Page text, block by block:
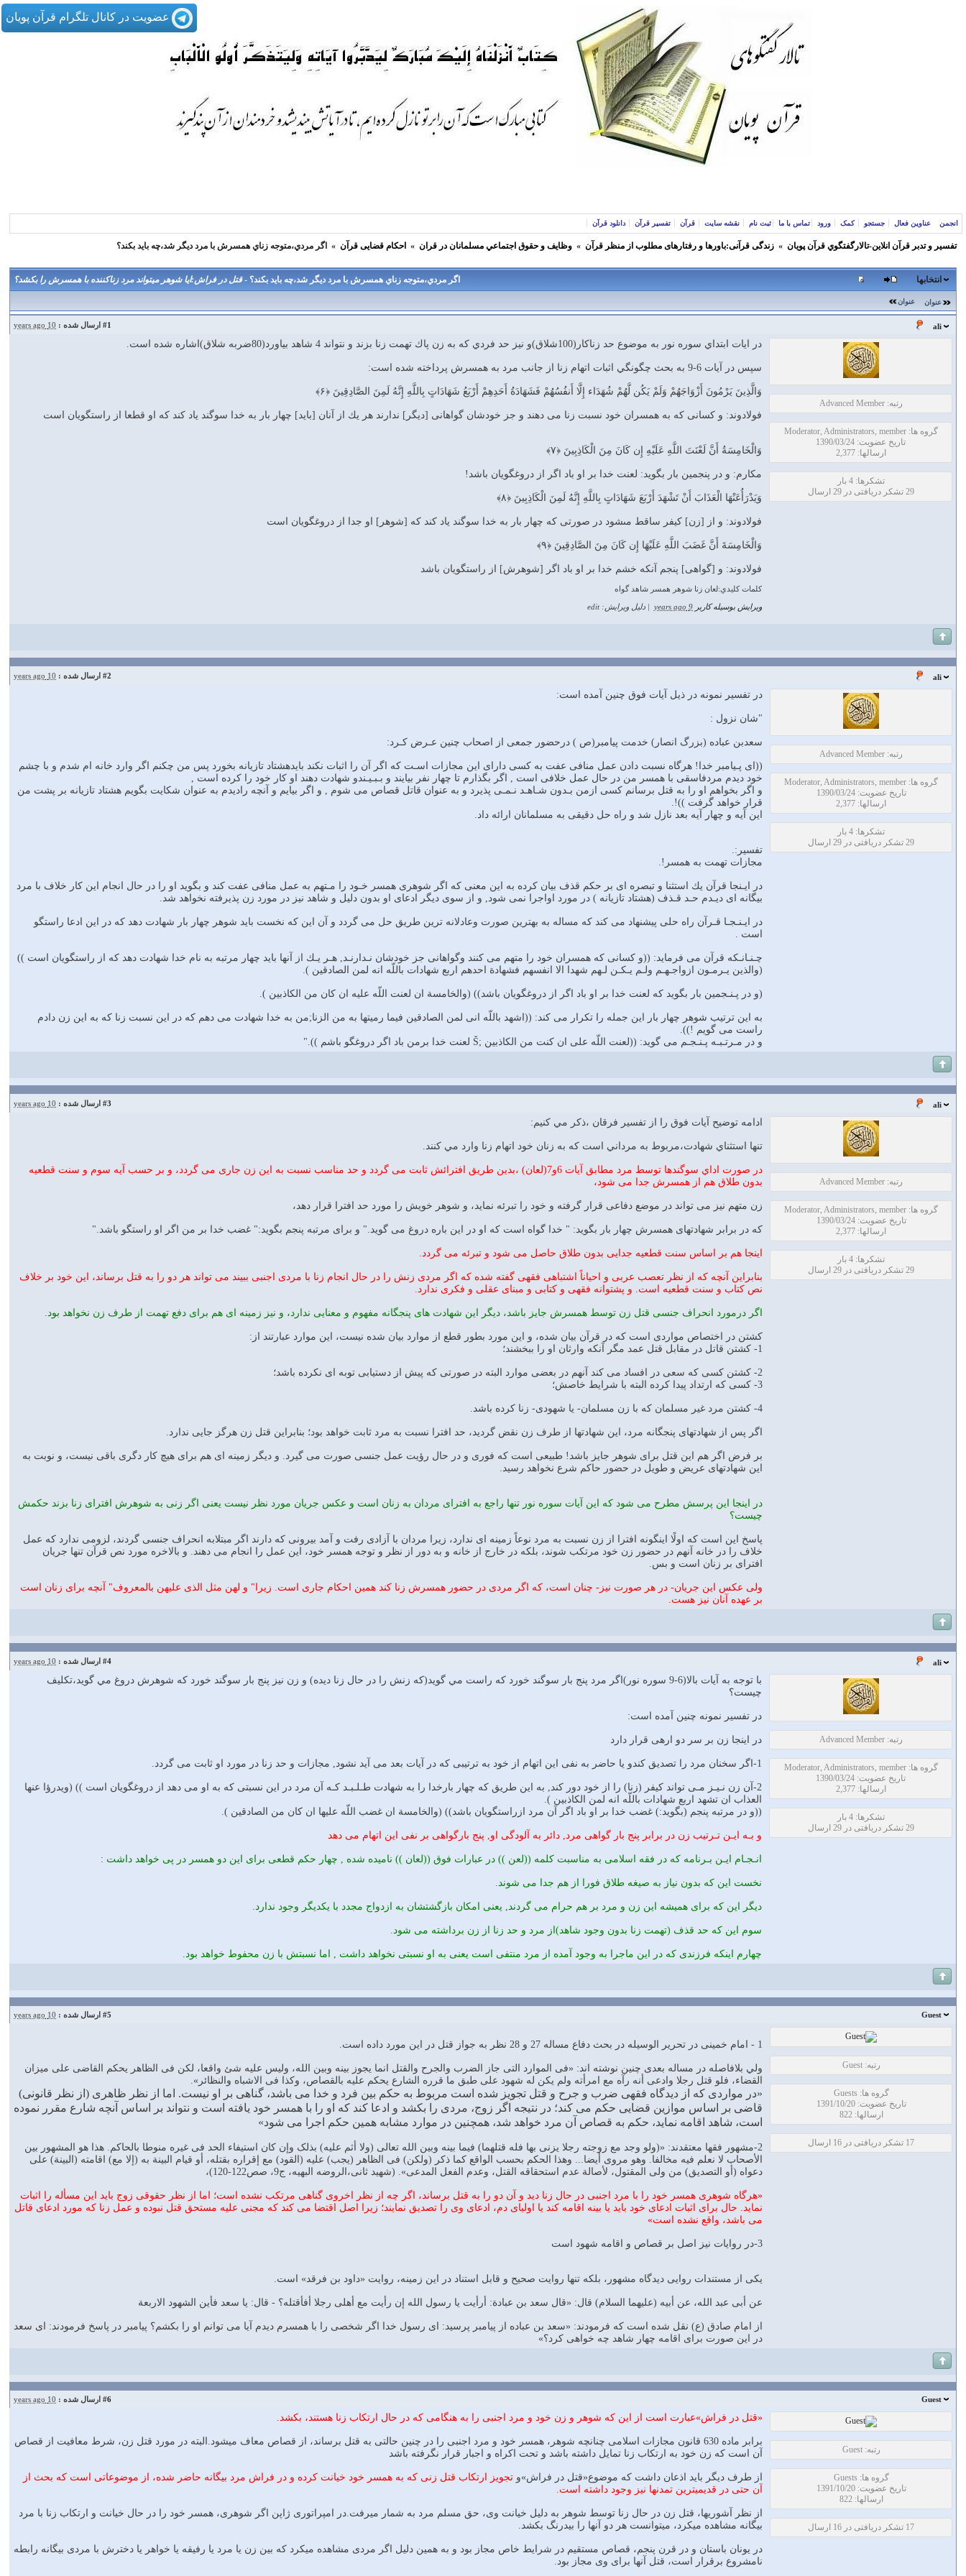
عضویت در کانال تلگرام قرآن پویان
انجمن عناوین فعال جستجو کمک ورود تماس با ما ثبت نام نقشه سایت قرآن تفسیر قرآن دانلود قرآن
تفسير و‌ تدبر قرآن انلاين-تالارگفتگوي قرآن پویان » زندگی قرآنی:باورها و رفتارهای مطلوب از منظر قرآن » وظايف و حقوق اجتماعي مسلمانان در قران » احکام قضایی قرآن » اگر مردي،متوجه زناي همسرش با مرد ديگر شد،چه بايد بكند؟
اگر مردي،متوجه زناي همسرش با مرد ديگر شد،چه بايد بكند؟ -قتل در فراش:ایا شوهر میتواند مرد زناکننده با همسرش را بکشد؟ انتخابها
عنوان عنوان
ali
#1 ارسال شده : 10 years ago
رتبه: Advanced Member
گروه ها: Moderator, Administrators, member
تاریخ عضویت: 1390/03/24
ارسالها: 2,377
تشکرها: 4 بار
29 تشکر دریافتی در 29 ارسال
در ايات ابتداي سوره نور به موضوع حد زناكار(100شلاق)و نيز حد فردي كه به زن پاك تهمت زنا بزند و نتواند 4 شاهد بياورد(80ضربه شلاق)اشاره شده است.
سپس در آيات 6-9 به بحث چگونگي اثبات اتهام زنا از جانب مرد به همسرش پرداخته شده است:
وَالَّذِينَ يَرْمُونَ أَزْوَاجَهُمْ وَلَمْ يَكُن لَّهُمْ شُهَدَاء إِلَّا أَنفُسُهُمْ فَشَهَادَةُ أَحَدِهِمْ أَرْبَعُ شَهَادَاتٍ بِاللَّهِ إِنَّهُ لَمِنَ الصَّادِقِينَ ﴿۶﴾
فولادوند: و كسانى كه به همسران خود نسبت زنا مى‏ دهند و جز خودشان گواهانى [ديگر] ندارند هر يك از آنان [بايد] چهار بار به خدا سوگند ياد كند كه او قطعا از راستگويان است
وَالْخَامِسَةُ أَنَّ لَعْنَتَ اللَّهِ عَلَيْهِ إِن كَانَ مِنَ الْكَاذِبِينَ ﴿۷﴾
مکارم: و در پنجمين بار بگويد: لعنت خدا بر او باد اگر از دروغگويان باشد!
وَيَدْرَأُعَنْهَا الْعَذَابَ أَنْ تَشْهَدَ أَرْبَعَ شَهَادَاتٍ بِاللَّهِ إِنَّهُ لَمِنَ الْكَاذِبِينَ ﴿۸﴾
فولادوند: و از [زن] كيفر ساقط مى‏شود در صورتى كه چهار بار به خدا سوگند ياد كند كه [شوهر] او جدا از دروغگويان است
وَالْخَامِسَةَ أَنَّ غَضَبَ اللَّهِ عَلَيْهَا إِن كَانَ مِنَ الصَّادِقِينَ ﴿۹﴾
فولادوند: و [گواهى] پنجم آنكه خشم خدا بر او باد اگر [شوهرش] از راستگويان باشد
كلمات كليدي:لعان زنا شوهر همسر شاهد گواه
ویرایش بوسیله کاربر 9 years ago دلیل ویرایش: edit
ali
#2 ارسال شده : 10 years ago
رتبه: Advanced Member
گروه ها: Moderator, Administrators, member
تاریخ عضویت: 1390/03/24
ارسالها: 2,377
تشکرها: 4 بار
29 تشکر دریافتی در 29 ارسال
در تفسير نمونه در ذيل آيات فوق چنين آمده است:
"شان نزول :
سعدبن عباده (بزرگ انصار) خدمت پيامبر(ص ) درحضور جمعى از اصحاب چنين عـرض كـرد:
((اى پـيامبر خدا! هرگاه نسبت دادن عمل منافى عفت به كسى داراى اين مجازات اسـت كه اگر آن را اثبات نكند بايدهشتاد تازيانه بخورد پس من چكنم اگر وارد خانه ام شدم و با چشم
خود ديدم مردفاسقى با همسر من در حال عمل خلافى است , اگر بگذارم تا چهار نفر بيايند و بـبـيـندو شهادت دهند او كار خود را كرده است ,
و اگر بخواهم او را به قتل برسانم كسى ازمن بـدون شـاهـد نـمـى پذيرد و به عنوان قاتل قصاص مى شوم , و اگر بيايم و آنچه راديدم به عنوان شكايت بگويم هشتاد تازيانه بر پشت من
قرار خواهد گرفت ))!.
اين آيه و چهار آيه بعد نازل شد و راه حل دقيقى به مسلمانان ارائه داد.
تفسير:.
مجازات تهمت به همسر!.
در ايـنجا قرآن يك استثنا و تبصره اى بر حكم قذف بيان كرده به اين معنى كه اگر شوهرى همسر خـود را مـتهم به عمل منافى عفت كند و بگويد او را در حال انجام اين كار خلاف با مرد
بيگانه اى ديـدم حـد قـذف (هشتاد تازيانه ) در مورد اواجرا نمى شود, و از سوى ديگر ادعاى او بدون دليل و شاهد نيز در مورد زن پذيرفته نخواهد شد.
در ايـنـجـا قـرآن راه حلى پيشنهاد مى كند كه مساله به بهترين صورت وعادلانه ترين طريق حل مى گردد و آن اين كه نخست بايد شوهر چهار بار شهادت دهد كه در اين ادعا راستگو
است .
چـنـانـكه قرآن مى فرمايد: ((و كسانى كه همسران خود را متهم مى كنند وگواهانى جز خودشان نـدارنـد, هـر يـك از آنها بايد چهار مرتبه به نام خدا شهادت دهد كه از راستگويان است ))
(والذين يـرمـون ازواجـهـم ولـم يـكـن لـهم شهدا الا انفسهم فشهادة احدهم اربع شهادات باللّه انه لمن الصادقين ).
(و در پـنـجمين بار بگويد كه لعنت خدا بر او باد اگر از دروغگويان باشد)) (والخامسة ان لعنت اللّه عليه ان كان من الكاذبين ).
به اين ترتيب شوهر چهار بار اين جمله را تكرار مى كند: ((اشهد باللّه انى لمن الصادقين فيما رميتها به من الزنا;من به خدا شهادت مى دهم كه در اين نسبت زنا كه به اين زن دادم
راست مى گويم !)).
و در مـرتـبـه پـنـجـم مى گويد: ((لعنت اللّه على ان كنت من الكاذبين ;Š لعنت خدا برمن باد اگر دروغگو باشم ))."
ali
#3 ارسال شده : 10 years ago
رتبه: Advanced Member
گروه ها: Moderator, Administrators, member
تاریخ عضویت: 1390/03/24
ارسالها: 2,377
تشکرها: 4 بار
29 تشکر دریافتی در 29 ارسال
ادامه توضيح آيات فوق را از تفسير فرقان ،ذكر مي كنيم:
تنها استثناي شهادت،مربوط به مرداني است كه به زنان خود اتهام زنا وارد مي كنند.
در صورت اداي سوگندها توسط مرد مطابق آيات 6و7(لعان) ،بدين طريق افترائش ثابت مى گردد و حد مناسب نسبت به اين زن جارى مى گردد، و بر حسب آيه سوم و سنت قطعيه
بدون طلاق هم از همسرش جدا مى شود،
زن متهم نيز مى تواند در موضع دفاعى قرار گرفته و خود را تبرئه نمايد، و شوهر خويش را مورد حد افترا قرار دهد،
كه در برابر شهادتهاى همسرش چهار بار بگويد: " خدا گواه است كه او در اين باره دروغ مى گويد." و براى مرتبه پنجم بگويد:" غضب خدا بر من اگر او راستگو باشد."
اينجا هم بر اساس سنت قطعيه جدايى بدون طلاق حاصل مى شود و تبرئه مى گردد.
بنابراين آنچه كه از نظر تعصب عربى و احياناً اشتباهى فقهى گفته شده كه اگر مردى زنش را در حال انجام زنا با مردى اجنبى ببيند مى تواند هر دو را به قتل برساند، اين خود بر خلاف
نص كتاب و سنت قطعيه است. و پشتوانه فقهى و كتابى و مبناى عقلى و فكرى ندارد.
اگر درمورد انحراف جنسى قتل زن توسط همسرش جايز باشد، ديگر اين شهادت هاى پنجگانه مفهوم و معنايى ندارد، و نيز زمينه اى هم براى دفع تهمت از طرف زن نخواهد بود.
كشتن در اختصاص مواردى است كه در قرآن بيان شده، و اين مورد بطور قطع از موارد بيان شده نيست، اين موارد عبارتند از:
1- كشتن قاتل در مقابل قتل عمد مگر آنكه وارثان او را ببخشند؛
2- كشتن كسى كه سعى در افساد مى كند آنهم در بعضى موارد البته در صورتى كه پيش از دستيابى توبه اى نكرده باشد؛
3- كسى كه ارتداد پيدا كرده البته با شرايط خاصش؛
4- كشتن مرد غير مسلمان كه با زن مسلمان- يا شهودى- زنا كرده باشد.
اگر پس از شهادتهاى پنجگانه مرد، اين شهادتها از طرف زن نقض گرديد، حد افترا نسبت به مرد ثابت خواهد بود؛ بنابراين قتل زن هرگز جايى ندارد.
بر فرض اگر هم اين قتل براى شوهر جايز باشد! طبيعى است كه فورى و در حال رؤيت عمل جنسى صورت مى گيرد. و ديگر زمينه اى هم براى هيچ كار دگرى باقى نيست، و نوبت به
اين شهادتهاى عريض و طويل در حضور حاكم شرع نخواهد رسيد.
در اينجا اين پرسش مطرح مى شود كه اين آيات سوره نور تنها راجع به افتراى مردان به زنان است و عكس جريان مورد نظر نيست يعنى اگر زنى به شوهرش افتراى زنا بزند حكمش
چيست؟
پاسخ اين است كه اولًا اينگونه افترا از زن نسبت به مرد نوعاً زمينه اى ندارد، زيرا مردان با آزادى رفت و آمد بيرونى كه دارند اگر مبتلابه انحراف جنسى گردند، لزومى ندارد كه عمل
خلاف را در خانه آنهم در حضور زن خود مرتكب شوند، بلكه در خارج از خانه و به دور از نظر و توجه همسر خود، اين عمل را انجام مى دهند. و بالاخره مورد نص قرآن تنها جريان
افتراى بر زنان است و بس.
ولى عكس اين جريان- در هر صورت نيز- چنان است، كه اگر مردى در حضور همسرش زنا كند همين احكام جارى است. زيرا" و لهن مثل الذى عليهن بالمعروف" آنچه براى زنان است
بر عهده آنان نيز هست.
ali
#4 ارسال شده : 10 years ago
رتبه: Advanced Member
گروه ها: Moderator, Administrators, member
تاریخ عضویت: 1390/03/24
ارسالها: 2,377
تشکرها: 4 بار
29 تشکر دریافتی در 29 ارسال
با توجه به آيات بالا(6-9 سوره نور)اگر مرد پنج بار سوگند خورد كه راست مي گويد(كه زنش را در حال زنا ديده) و زن نيز پنج بار سوگند خورد كه شوهرش دروغ مي گويد،تكليف
چيست؟
در تفسير نمونه چنين آمده است:
در اينجا زن بر سر دو ارهى قرار دارد
1-اگر سخنان مرد را تصديق كندو يا حاضر به نفى اين اتهام از خود به ترتيبى كه در آيات بعد مى آيد نشود, مجازات و حد زنا در مورد او ثابت مى گردد.
2-آن زن نـيـز مـى تواند كيفر (زنا) را از خود دور كند, به اين طريق كه چهار بارخدا را به شهادت طـلـبـد كـه آن مرد در اين نسبتى كه به او مى دهد از دروغگويان است )) (ويدرؤا عنها
العذاب ان تشهد اربع شهادات باللّه انه لمن الكاذبين ).
((و در مرتبه پنجم (بگويد:) غضب خدا بر او باد اگر آن مرد ازراستگويان باشد)) (والخامسة ان غضب اللّه عليها ان كان من الصادقين ).
و بـه ايـن تـرتيب زن در برابر پنج بار گواهى مرد, دائر به آلودگى او, پنج بارگواهى بر نفى اين اتهام مى دهد
انـجـام ايـن بـرنامه كه در فقه اسلامى به مناسبت كلمه ((لعن )) در عبارات فوق ((لعان )) ناميده شده , چهار حكم قطعى براى اين دو همسر در پى خواهد داشت :
نخست اين كه بدون نياز به صيغه طلاق فورا از هم جدا مى شوند.
ديگر اين كه براى هميشه اين زن و مرد بر هم حرام مى گردند, يعنى امكان بازگشتشان به ازدواج مجدد با يكديگر وجود ندارد.
سوم اين كه حد قذف (تهمت زنا بدون وجود شاهد)از مرد و حد زنا از زن برداشته مى شود.
چهارم اينكه فرزندى كه در اين ماجرا به وجود آمده از مرد منتفى است يعنى به او نسبتى نخواهد داشت , اما نسبتش با زن محفوط خواهد بود.
Guest
#5 ارسال شده : 10 years ago
رتبه: Guest
گروه ها: Guests
تاریخ عضویت: 1391/10/20
ارسالها: 822
17 تشکر دریافتی در 16 ارسال
1 - امام خمینی در تحریر الوسیله در بحث دفاع مساله 27 و 28 نظر به جواز قتل در اين مورد داده است.
ولي بلافاصله در مساله بعدی چنین نوشته اند: «فی الموارد التی جاز الضرب والجرح والقتل انما یجوز بینه وبین الله، ولیس علیه شئ واقعا، لکن فی الظاهر یحکم القاضی علی میزان
القضاء، فلو قتل رجلا وادعی أنه رآه مع امرأته ولم یکن له شهود علی طبق ما قرره الشارع یحکم علیه بالقصاص، وکذا فی الاشباه والنظائر».
«در مواردی که از دیدگاه فقهی ضرب و جرح و قتل تجویز شده است مربوط به حکم بین فرد و خدا می باشد، گناهی بر او نیست. اما از نظر ظاهری (از نظر قانونی)
قاضی بر اساس موازین قضایی حکم می کند؛ در نتیجه اگر زوج، مردی را بکشد و ادعا کند که او را با همسر خود یافته است و نتواند بر اساس آنچه شارع مقرر نموده
است، شاهد اقامه نماید، حکم به قصاص آن مرد خواهد شد، همچنین در موارد مشابه همین حکم اجرا می شود»
2-مشهور فقها معتقدند: «(ولو وجد مع زوجته رجلا یزنی بها فله قتلهما) فیما بینه وبین الله تعالی (ولا أثم علیه) بذلک وإن کان استیفاء الحد فی غیره منوطا بالحاکم. هذا هو المشهور بین
الأصحاب لا نعلم فیه مخالفا. وهو مروی أیضا... وهذا الحکم بحسب الواقع کما ذکر (ولکن) فی الظاهر (یجب) علیه (القود) مع إقراره بقتله، أو قیام البینة به (إلا مع) اقامته (البینة) علی
دعواه (أو التصدیق) من ولی المقتول، لأصالة عدم استحقاقه القتل، وعدم الفعل المدعی». (شهید ثانی،الروضه البهیه، ج9، صص122-120)،
«هرگاه شوهری همسر خود را با مرد اجنبی در حال زنا دید و آن دو را به قتل برساند، اگر چه از نظر اخروی گناهی مرتکب نشده است؛ اما از نظر حقوقی زوج باید این مسأله را اثبات
نماید. حال برای اثبات ادعای خود باید یا بینه اقامه کند یا اولیای دم، ادعای وی را تصدیق نمایند؛ زیرا اصل اقتضا می کند که مجنی علیه مستحق قتل نبوده و عمل زنا که مورد ادعای قاتل
می باشد، واقع نشده است»
3-در روایات نیز اصل بر قصاص و اقامه شهود است
یکی از مستندات روایی دیدگاه مشهور، بلکه تنها روایت صحیح و قابل استناد در این زمینه، روایت «داود بن فرقد» است.
عن أبی عبد الله، عن أبیه (علیهما السلام) قال: «قال سعد بن عبادة: أرأیت یا رسول الله إن رأیت مع أهلی رجلا أفأقتله؟ - قال: یا سعد فأین الشهود الاربعة
از امام صادق (ع) نقل شده است که فرمودند: «سعد بن عباده از پیامبر پرسید: ای رسول خدا اگر شخصی را با همسرم دیدم آیا می توانم او را بکشم؟ پیامبر در پاسخ فرمودند: ای سعد
در این صورت برای اقامه چهار شاهد چه خواهی کرد؟»
Guest
#6 ارسال شده : 10 years ago
رتبه: Guest
گروه ها: Guests
تاریخ عضویت: 1391/10/20
ارسالها: 822
17 تشکر دریافتی در 16 ارسال
«قتل در فراش»عبارت است از این که شوهر و زن خود و مرد اجنبی را به هنگامی که در حال ارتکاب زنا هستند، بکشد.
برابر ماده 630 قانون مجازات اسلامی چنانچه شوهر، همسر خود و مرد اجنبی را در چنین حالتی به قتل برساند، از قصاص معاف می‏شود.البته در مورد قتل زن، شرط معافیت از قصاص
آن است که زن خود به ارتکاب زنا تمایل داشته باشد و تحت اکراه و اجبار قرار نگرفته باشد
از طرف دیگر باید اذعان داشت که موضوع«قتل در فراش»و تجویز ارتکاب قتل زنی که به همسر خود خیانت کرده و در فراش مرد بیگانه حاضر شده، از موضوعاتی است که بحث از
آن حتی در قدیمیترین تمدنها نیز وجود داشته است.
از نظر آشوریها، قتل زن در حال زنا توسط شوهر به دلیل خیانت وی، حق مسلم مرد به شمار می‏رفت.در امپراتوری ژاپن اگر شوهری، همسر خود را در حال خیانت و ارتکاب زنا با مرد
بیگانه مشاهده می‏کرد، می‏توانست هر دو آنها را بی‏درنگ بکشد.
در یونان باستان و در قرن پنجم، قصاص مستقیم در شرایط خاص مجاز بود و به همین دلیل اگر مردی مشاهده می‏کرد که بین زن یا مرد یا رفیقه یا خواهر یا دخترش با مردی بیگانه رابطه
نامشروع برقرار است، قتل آنها برای وی مجاز بود.